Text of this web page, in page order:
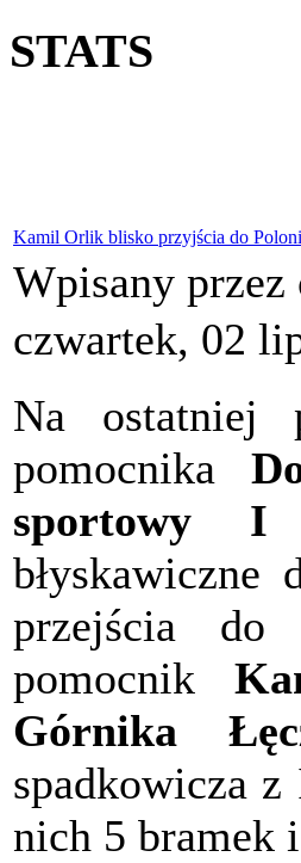
STATS
Kamil Orlik blisko przyjścia do
Wpisany przez
czwartek, 02
Na ostatniej
pomocnika
sportowy I
przejścia do
pomocnik
Górnika
spadkowicza
nich 5 bramek